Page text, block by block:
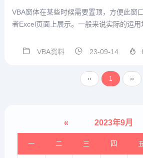
VBA窗体在某些时候需要置顶，方便此窗
者Excel页面上展示。一般来说实际的运用
块相应的窗体中输入下面的代码即可实现
VBA资料 23-09-14
‹‹ 1 ››
« 2023年9月
一 二 三 四